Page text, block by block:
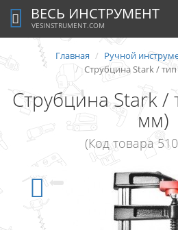
ВЕСЬ ИНСТРУМЕНТ
VESINSTRUMENT.COM
Главная Ручной
Струбцина Stark /
Струбцина Stark /
мм)
(Код товара